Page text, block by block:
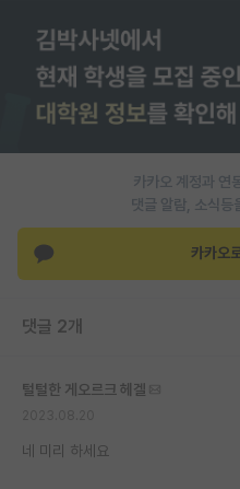
임용 후기 게시판
PI 전용 게시판
인문사회 계열 게시판
특수/전문대학원 게시판
반도체/AI 게시판
장학금/장학생 게시판
홍보 게시판
커리어
카카오 계정과 연
댓글 알람, 소식등
카카오
댓글 2개
털털한 게오르크 헤겔
네 미리 하세요